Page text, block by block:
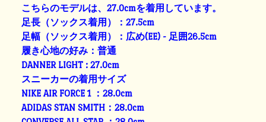
こちらのモデルは、27.0cmを着用しています。
足長（ソックス着用）：27.5cm
足幅（ソックス着用）：広め(EE) - 足囲26.5cm
履き心地の好み：普通
DANNER LIGHT : 27.0cm
スニーカーの着用サイズ
NIKE AIR FORCE 1 ：28.0cm
ADIDAS STAN SMITH：28.0cm